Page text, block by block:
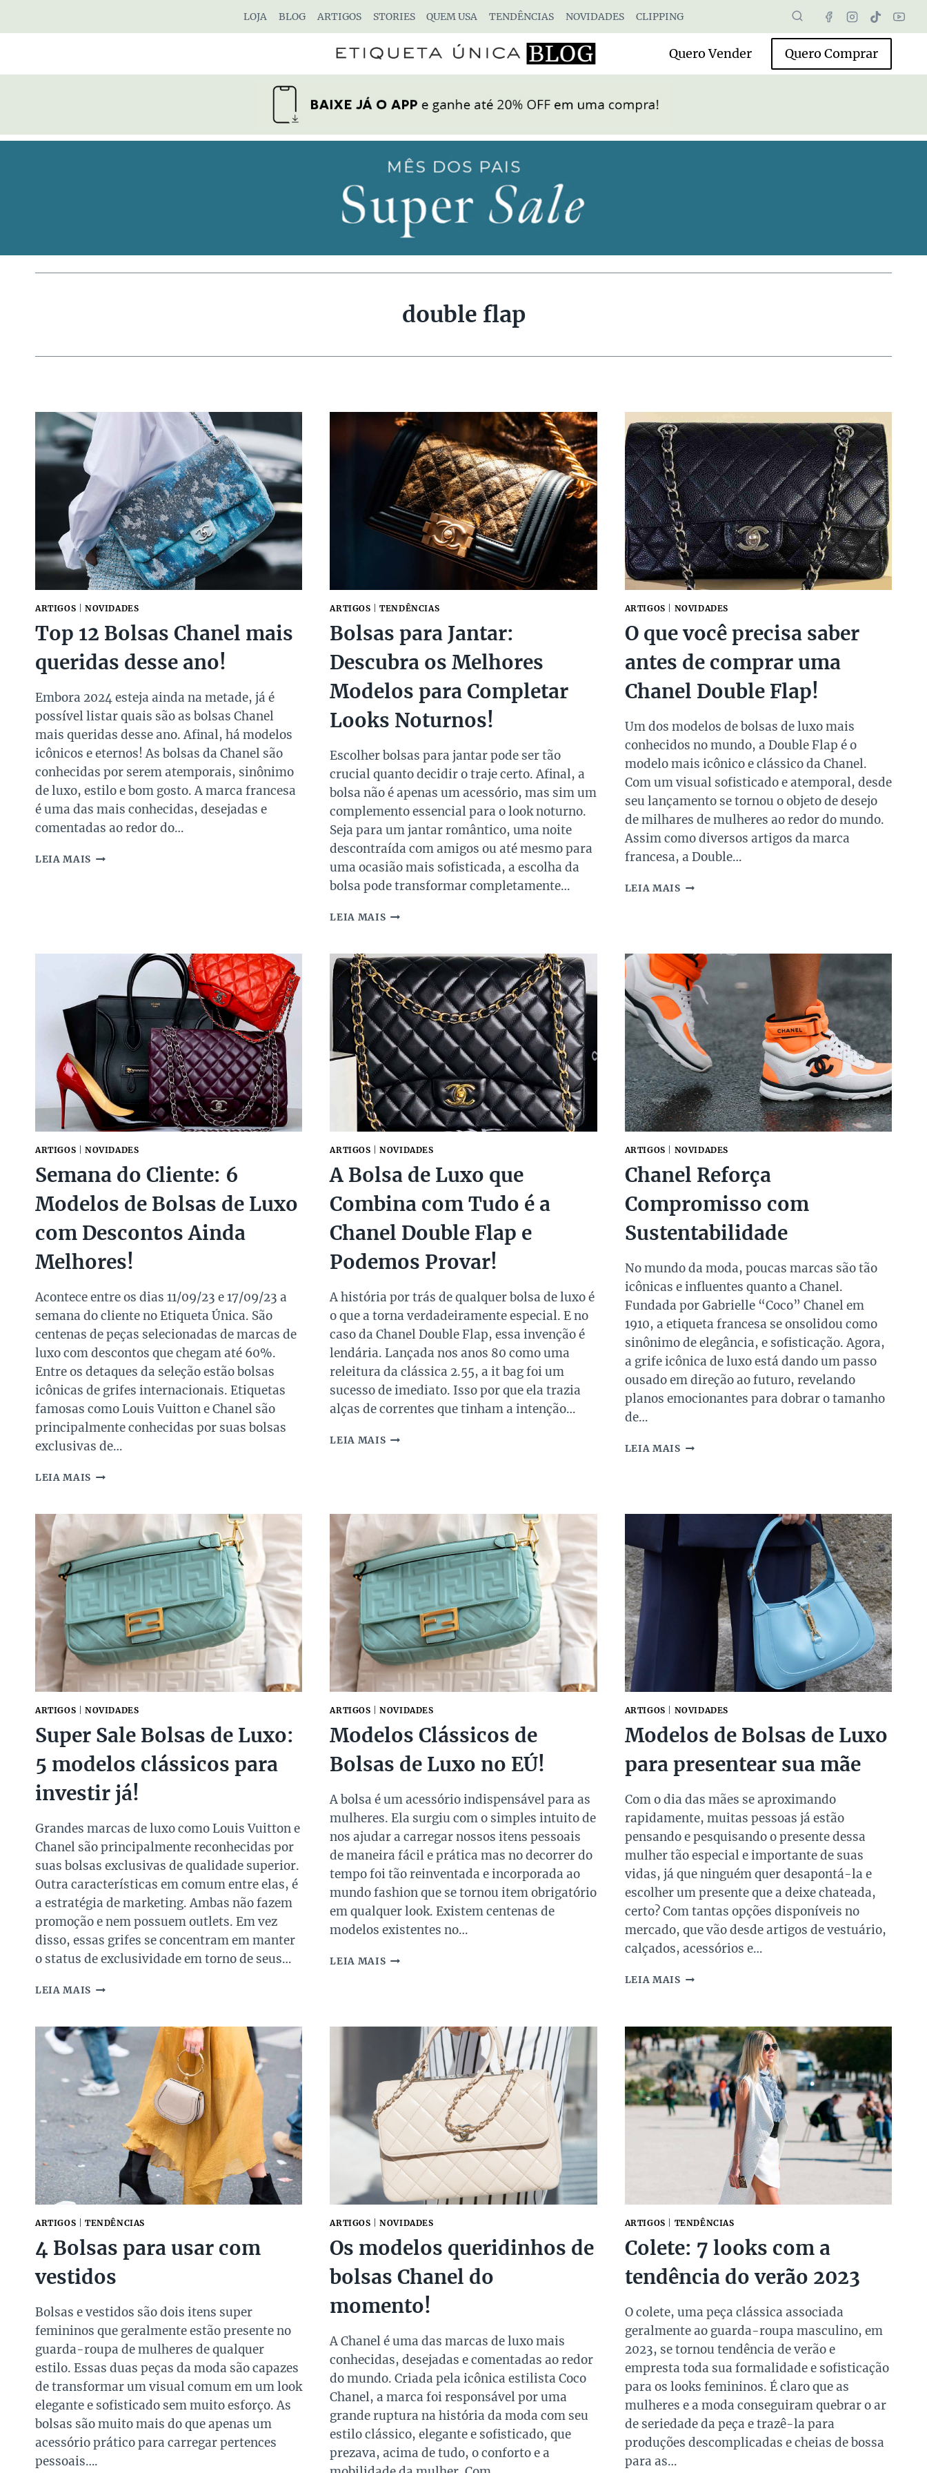
LOJA BLOG ARTIGOS STORIES QUEM USA TENDÊNCIAS NOVIDADES CLIPPING
Quero Vender Quero Comprar
double flap
ARTIGOS NOVIDADES
Top 12 Bolsas Chanel mais
queridas desse ano!
Embora 2024 esteja ainda na metade, já é
possível listar quais são as bolsas Chanel
mais queridas desse ano. Afinal, há modelos
icônicos e eternos! As bolsas da Chanel são
conhecidas por serem atemporais, sinônimo
de luxo, estilo e bom gosto. A marca francesa
é uma das mais conhecidas, desejadas e
comentadas ao redor do…
LEIA MAIS TOP
ANO!
ARTIGOS |TENDÊNCIAS
Bolsas para Jantar:
Descubra os Melhores
Modelos para Completar
Looks Noturnos!
Escolher bolsas para jantar pode ser tão
crucial quanto decidir o traje certo. Afinal, a
bolsa não é apenas um acessório, mas sim um
complemento essencial para o look noturno.
Seja para um jantar romântico, uma noite
descontraída com amigos ou até mesmo para
uma ocasião mais sofisticada, a escolha da
bolsa pode transformar completamente…
LEIA MAIS BOLSAS
DESCUBRA
OS
MELHORES
MODELOS
PARA
COMPLETAR
LOOKS
NOTURNOS!
ARTIGOS NOVIDADES
O que você precisa saber
antes de comprar uma
Chanel Double Flap!
Um dos modelos de bolsas de luxo mais
conhecidos no mundo, a Double Flap é o
modelo mais icônico e clássico da Chanel.
Com um visual sofisticado e atemporal, desde
seu lançamento se tornou o objeto de desejo
de milhares de mulheres ao redor do mundo.
Assim como diversos artigos da marca
francesa, a Double…
LEIA MAIS O
ANTES
DE
COMPRAR
UMA
CHANEL
DOUBLE
FLAP!
ARTIGOS NOVIDADES
Semana do Cliente: 6
Modelos de Bolsas de Luxo
com Descontos Ainda
Melhores!
Acontece entre os dias 11/09/23 e 17/09/23 a
semana do cliente no Etiqueta Única. São
centenas de peças selecionadas de marcas de
luxo com descontos que chegam até 60%.
Entre os detaques da seleção estão bolsas
icônicas de grifes internacionais. Etiquetas
famosas como Louis Vuitton e Chanel são
principalmente conhecidas por suas bolsas
exclusivas de…
LEIA MAIS SEMANA
6
MODELOS
DE
BOLSAS
DE
LUXO
COM
DESCONTOS
AINDA
MELHORES!
ARTIGOS |NOVIDADES
A Bolsa de Luxo que
Combina com Tudo é a
Chanel Double Flap e
Podemos Provar!
A história por trás de qualquer bolsa de luxo é
o que a torna verdadeiramente especial. E no
caso da Chanel Double Flap, essa invenção é
lendária. Lançada nos anos 80 como uma
releitura da clássica 2.55, a it bag foi um
sucesso de imediato. Isso por que ela trazia
alças de correntes que tinham a intenção…
LEIA MAIS A
TUDO
É
A
CHANEL
DOUBLE
FLAP
E
PODEMOS
PROVAR!
ARTIGOS NOVIDADES
Chanel Reforça
Compromisso com
Sustentabilidade
No mundo da moda, poucas marcas são tão
icônicas e influentes quanto a Chanel.
Fundada por Gabrielle “Coco” Chanel em
1910, a etiqueta francesa se onsolidou como
sinônimo de elegância, e sofisticação. Agora,
a grife icônica de luxo está dando um passo
ousado em direção ao futuro, revelando
planos emocionantes para dobrar o tamanho
de…
LEIA MAIS CHANEL
ARTIGOS NOVIDADES
Super Sale Bolsas de Luxo:
5 modelos clássicos para
investir já!
Grandes marcas de luxo como Louis Vuitton e
Chanel são principalmente reconhecidas por
suas bolsas exclusivas de qualidade superior.
Outra características em comum entre elas, é
a estratégia de marketing. Ambas não fazem
promoção e nem possuem outlets. Em vez
disso, essas grifes se concentram em manter
o status de exclusividade em torno de seus…
LEIA MAIS SUPER
DE
LUXO:
5
MODELOS
CLÁSSICOS
INVESTIR
ARTIGOS |NOVIDADES
Modelos Clássicos de
Bolsas de Luxo no EÚ!
A bolsa é um acessório indispensável para as
mulheres. Ela surgiu com o simples intuito de
nos ajudar a carregar nossos itens pessoais
de maneira fácil e prática mas no decorrer do
tempo foi tão reinventada e incorporada ao
mundo fashion que se tornou item obrigatório
em qualquer look. Existem centenas de
modelos existentes no…
LEIA MAIS MODELOS
LUXO
ARTIGOS NOVIDADES
Modelos de Bolsas de Luxo
para presentear sua mãe
Com o dia das mães se aproximando
rapidamente, muitas pessoas já estão
pensando e pesquisando o presente dessa
mulher tão especial e importante de suas
vidas, já que ninguém quer desapontá-la e
escolher um presente que a deixe chateada,
certo? Com tantas opções disponíveis no
mercado, que vão desde artigos de vestuário,
calçados, acessórios e…
LEIA MAIS MODELOS
LUXO
PARA
PRESENTEAR
SUA
MÃE
ARTIGOS TENDÊNCIAS
4 Bolsas para usar com
vestidos
Bolsas e vestidos são dois itens super
femininos que geralmente estão presente no
guarda-roupa de mulheres de qualquer
estilo. Essas duas peças da moda são capazes
de transformar um visual comum em um look
elegante e sofisticado sem muito esforço. As
bolsas são muito mais do que apenas um
acessório prático para carregar pertences
pessoais….
ARTIGOS |NOVIDADES
Os modelos queridinhos de
bolsas Chanel do
momento!
A Chanel é uma das marcas de luxo mais
conhecidas, desejadas e comentadas ao redor
do mundo. Criada pela icônica estilista Coco
Chanel, a marca foi responsável por uma
grande ruptura na história da moda com seu
estilo clássico, elegante e sofisticado, que
prezava, acima de tudo, o conforto e a
ARTIGOS TENDÊNCIAS
Colete: 7 looks com a
tendência do verão 2023
O colete, uma peça clássica associada
geralmente ao guarda-roupa masculino, em
2023, se tornou tendência de verão e
empresta toda sua formalidade e sofisticação
para os looks femininos. É claro que as
mulheres e a moda conseguiram quebrar o ar
de seriedade da peça e trazê-la para
produções descomplicadas e cheias de bossa
para as…